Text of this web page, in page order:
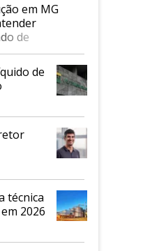
em MG
de
de
técnica
2026